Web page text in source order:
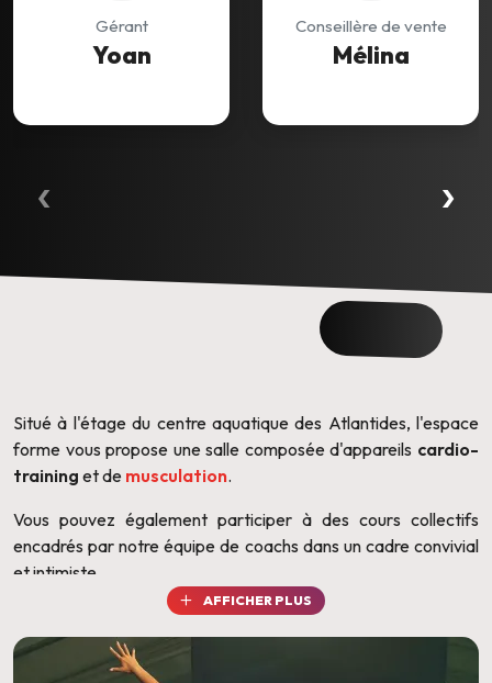
Gérant
Yoan
Conseillère de vente
Mélina
‹ ›
Situé à l'étage du centre aquatique des Atlantides, l'espace
forme vous propose une salle composée d'appareils cardio-
training et de musculation.
Vous pouvez également participer à des cours collectifs
encadrés par notre équipe de coachs dans un cadre convivial
et intimiste.
AFFICHER PLUS